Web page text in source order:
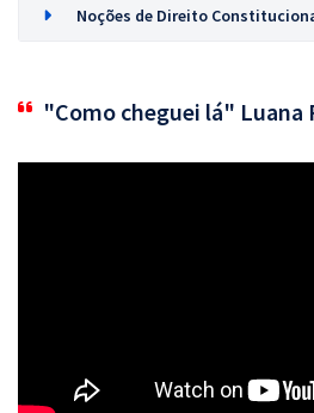
Noções de Direito
"Como cheguei lá" Luana